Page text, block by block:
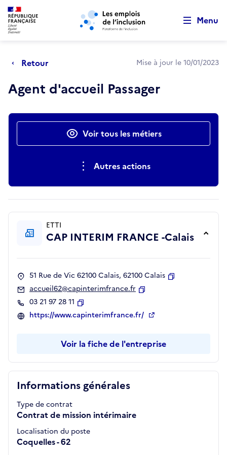
Aller au menu principal Aller au contenu principal
Menu
Retour Mise à jour le 10/01/2023
Agent d'accueil Passager
Actions rapidesVoir tous les métiers
Autres actions
Informations générales
Type de contrat
Contrat de mission intérimaire
Localisation du poste
Coquelles - 62
ETTI
CAP INTERIM FRANCE -Calais
51 Rue de Vic 62100 Calais, 62100 Calais
accueil62@capinterimfrance.fr
03 21 97 28 11
Copier
https://www.capinterimfrance.fr/
Voir la fiche de l'entreprise
Retour au début de la page
Panneau de gestion des cookies